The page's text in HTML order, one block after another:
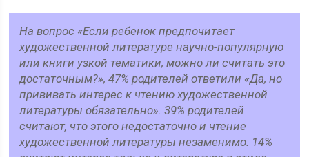
На вопрос «Если ребенок предпочитает
художественной литературе научно-популярную
или книги узкой тематики, можно ли считать это
достаточным?», 47% родителей ответили «Да, но
прививать интерес к чтению художественной
литературы обязательно». 39% родителей
считают, что этого недостаточно и чтение
художественной литературы незаменимо. 14%